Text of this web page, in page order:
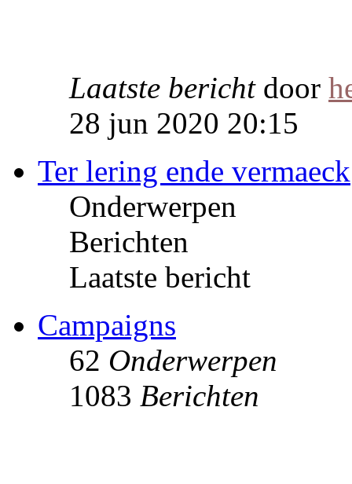
Laatste berichtdoor
28 jun 2020 20:15
Ter lering ende vermaeck
Onderwerpen
Berichten
Laatste bericht
Campaigns
62 Onderwerpen
1083 Berichten